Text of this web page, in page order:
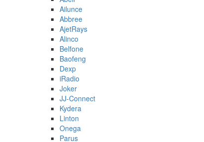
Ailunce
Abbree
AjetRays
Alinco
Belfone
Baofeng
Dexp
iRadio
Joker
JJ-Connect
Kydera
Linton
Onega
Parus